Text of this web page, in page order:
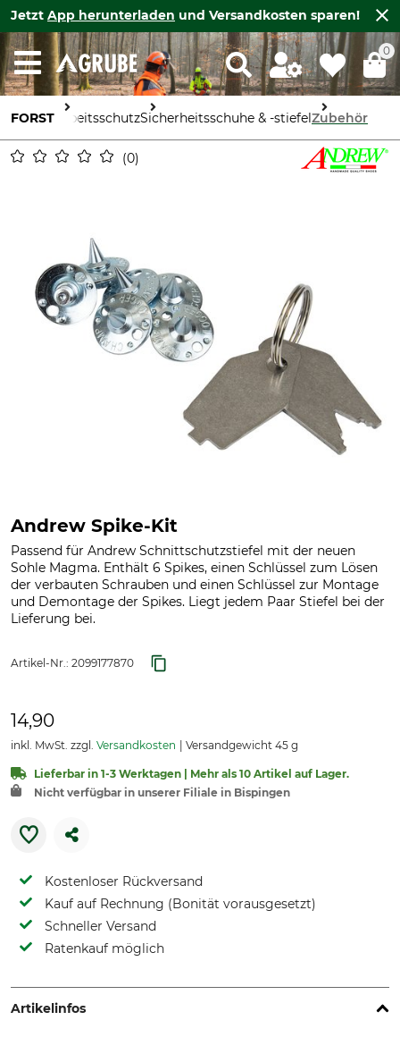
Jetzt App herunterladen und Versandkosten sparen!
0
FORST ArbeitsschutzSicherheitsschuhe & -stiefelZubehör
0
Andrew Spike-Kit
Passend für Andrew Schnittschutzstiefel mit der neuen
Sohle Magma. Enthält 6 Spikes, einen Schlüssel zum Lösen
der verbauten Schrauben und einen Schlüssel zur Montage
und Demontage der Spikes. Liegt jedem Paar Stiefel bei der
Lieferung bei.
Artikel-Nr.: 2099177870
14,90
inkl. MwSt. zzgl. Versandkosten Versandgewicht 45 g
Lieferbar in 1-3 Werktagen | Mehr als 10 Artikel auf Lager.
Nicht verfügbar in unserer Filiale in Bispingen
Kostenloser Rückversand
Kauf auf Rechnung (Bonität vorausgesetzt)
Schneller Versand
Ratenkauf möglich
Artikelinfos